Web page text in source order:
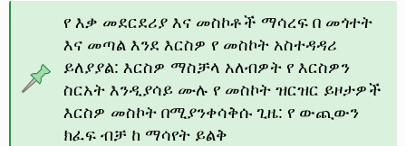
የ እቃ መደርደሪያ እና መስኮቶች ማሳረፍ በ መጎተት
እና መጣል እንደ እርስዎ የ መስኮት አስተዳዳሪ
ይለያያል: እርስዎ ማስቻላ አለብዎት የ እርስዎን
ስርአት እንዲያሳይ ሙሉ የ መስኮት ዝርዝር ይዞታዎች
እርስዎ መስኮት በሚያንቀሳቅሱ ጊዜ: የ ውጪውን
ክፈፍ ብቻ ከ ማሳየት ይልቅ